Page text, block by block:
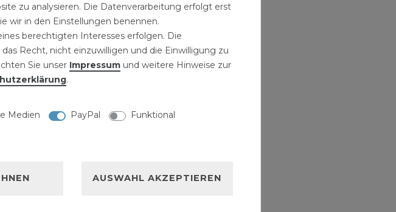
zu analysieren. Die Datenverarbeitung erfolgt erst
wir in den Einstellungen benennen.
berechtigten Interesses erfolgen. Die
Recht, nicht einzuwilligen und die Einwilligung zu
Sie unser Impressum und weitere Hinweise zur
.
Medien PayPal Funktional
AUSWAHL AKZEPTIEREN